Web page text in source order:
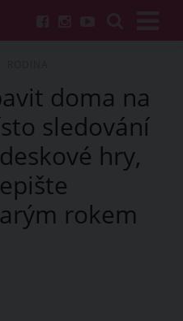
doma na
sledování
hry,
rokem